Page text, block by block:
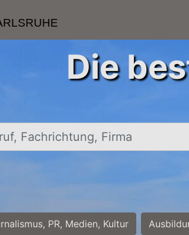
Die
Fachrichtung, Firma
PR, Medien, Kultur